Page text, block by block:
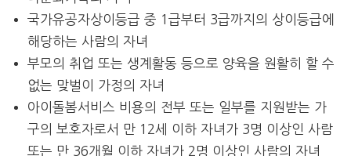
국가유공자상이등급 중 1급부터 3급까지의 상이등급에
해당하는 사람의 자녀
부모의 취업 또는 생계활동 등으로 양육을 원활히 할 수
없는 맞벌이 가정의 자녀
아이돌봄서비스 비용의 전부 또는 일부를 지원받는 가
구의 보호자로서 만 12세 이하 자녀가 3명 이상인 사람
또는 만 36개월 이하 자녀가 2명 이상인 사람의 자녀